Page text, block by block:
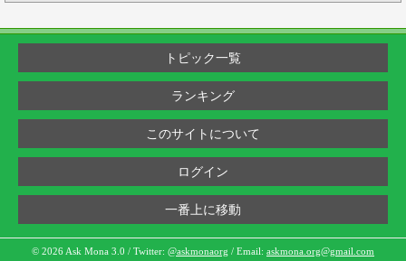
トピック一覧
ランキング
このサイトについて
ログイン
一番上に移動
© 2026 Ask Mona 3.0 / Twitter: @askmonaorg / Email: askmona.org@gmail.com